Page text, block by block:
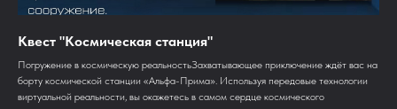
Квест "Космическая станция"
Погружение в космическую реальностьЗахватывающее приключение ждёт вас на
борту космической станции «Альфа-Прима». Используя передовые технологии
виртуальной реальности, вы окажетесь в самом сердце космического